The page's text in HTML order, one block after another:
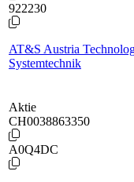
922230
AT&S Austria
Systemtechnik
Aktie
CH0038863350
A0Q4DC